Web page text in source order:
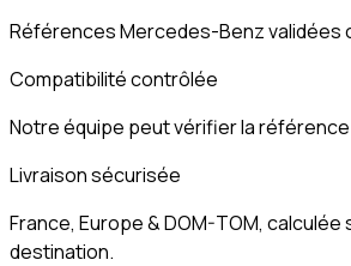
Références Mercedes-Benz validées
Compatibilité contrôlée
Notre équipe peut vérifier la référence
Livraison sécurisée
France, Europe & DOM-TOM, calculée
destination.